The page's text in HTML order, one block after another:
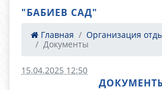
"БАБИЕВ САД"
Главная
Организация
Документы
15.04.2025 12:50